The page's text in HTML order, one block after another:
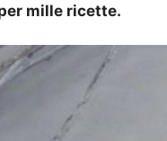
mille ricette.